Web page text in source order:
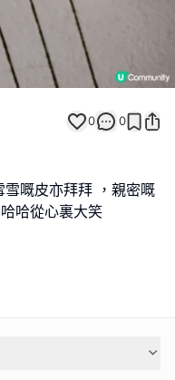
0 0
嘅皮亦拜拜 ，親密嘅